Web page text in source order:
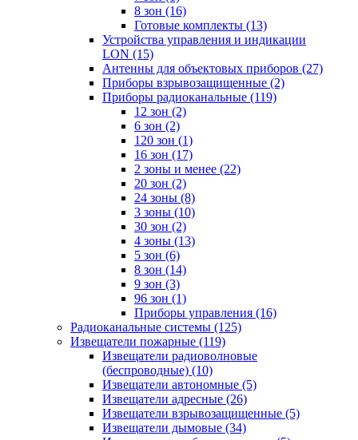
8 зон (16)
Готовые комплекты (13)
Устройства управления и индикации
LON (15)
Антенны для объектовых приборов (27)
Приборы взрывозащищенные (2)
Приборы радиоканальные (119)
12 зон (2)
6 зон (2)
120 зон (1)
16 зон (17)
2 зоны и менее (22)
20 зон (2)
24 зоны (8)
3 зоны (10)
30 зон (2)
4 зоны (13)
5 зон (6)
8 зон (14)
9 зон (3)
96 зон (1)
Приборы управления (16)
Радиоканальные системы (125)
Извещатели пожарные (119)
Извещатели радиоволновые
(беспроводные) (10)
Извещатели автономные (5)
Извещатели адресные (26)
Извещатели взрывозащищенные (5)
Извещатели дымовые (34)